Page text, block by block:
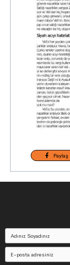
Paylaş